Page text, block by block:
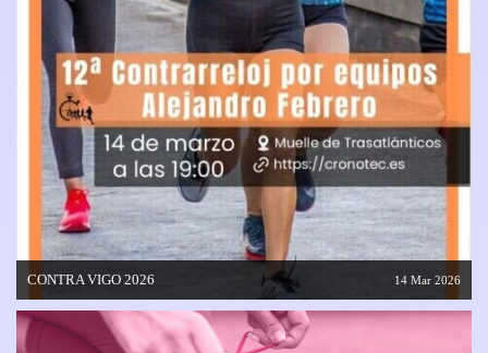
CONTRA VIGO 2026 14 Mar 2026